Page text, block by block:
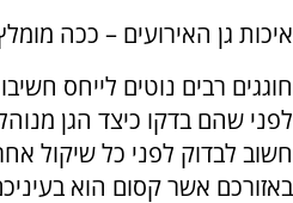
איכות גן האירועים – ככה
חוגגים רבים נוטים לייחס
לפני שהם בדקו כיצד הגן
חשוב לבדוק לפני כל שיקול
באזורכם אשר קסום הוא